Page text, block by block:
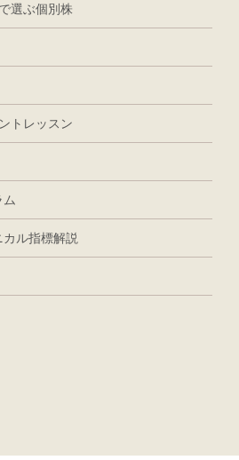
選ぶ個別株
トレッスン
ル指標解説